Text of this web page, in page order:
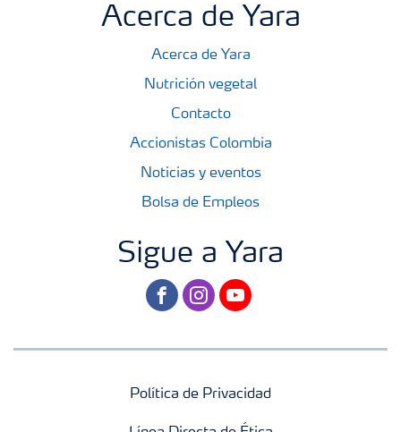
Acerca de Yara
Acerca de Yara
Nutrición vegetal
Contacto
Accionistas Colombia
Noticias y eventos
Bolsa de Empleos
Sigue a Yara
facebookinstagram
youtube
Política de Privacidad